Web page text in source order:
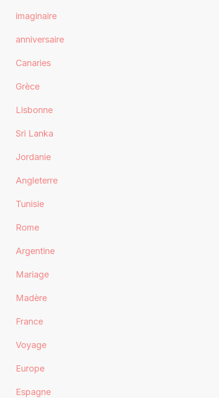
imaginaire
anniversaire
Canaries
Grèce
Lisbonne
Sri Lanka
Jordanie
Angleterre
Tunisie
Rome
Argentine
Mariage
Madère
France
Voyage
Europe
Espagne